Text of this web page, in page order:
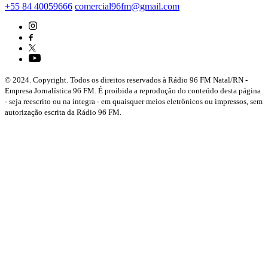
+55 84 40059666 comercial96fm@gmail.com
© 2024. Copyright. Todos os direitos reservados à Rádio 96 FM Natal/RN -
Empresa Jornalística 96 FM. É proibida a reprodução do conteúdo desta página
- seja reescrito ou na íntegra - em quaisquer meios eletrônicos ou impressos, sem
autorização escrita da Rádio 96 FM.